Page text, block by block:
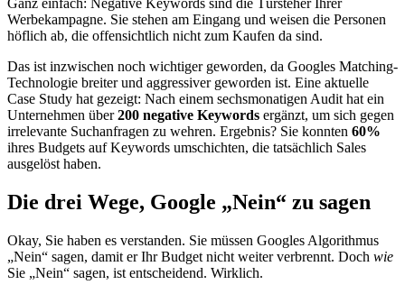
Werbekampagne. Sie stehen am Eingang und weisen die Personen
höflich ab, die offensichtlich nicht zum Kaufen da sind.
Das ist inzwischen noch wichtiger geworden, da Googles Matching-
Technologie breiter und aggressiver geworden ist. Eine aktuelle
Case Study hat gezeigt: Nach einem sechsmonatigen Audit hat ein
Unternehmen über200 negative Keywords ergänzt, um sich gegen
irrelevante Suchanfragen zu wehren. Ergebnis? Sie konnten 60%
ihres Budgets auf Keywords umschichten, die tatsächlich Sales
ausgelöst haben.
Die drei Wege, Google „Nein“ zu sagen
Okay, Sie haben es verstanden. Sie müssen Googles Algorithmus
„Nein“ sagen, damit er Ihr Budget nicht weiter verbrennt. Doch wie
Sie „Nein“ sagen, ist entscheidend. Wirklich.